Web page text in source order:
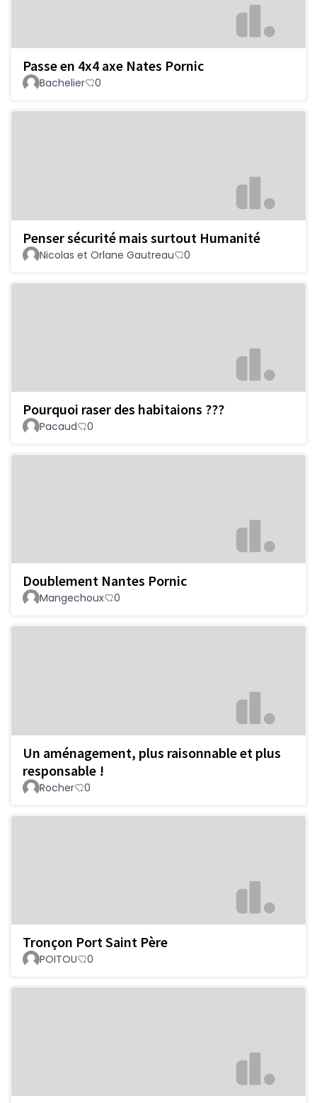
Passe en 4x4 axe Nates Pornic
Bachelier 0
Penser sécurité mais surtout Humanité
Nicolas et Orlane Gautreau 0
Pourquoi raser des habitaions ???
Pacaud 0
Doublement Nantes Pornic
Mangechoux 0
Un aménagement, plus raisonnable et plus
responsable !
Rocher 0
Tronçon Port Saint Père
POITOU 0